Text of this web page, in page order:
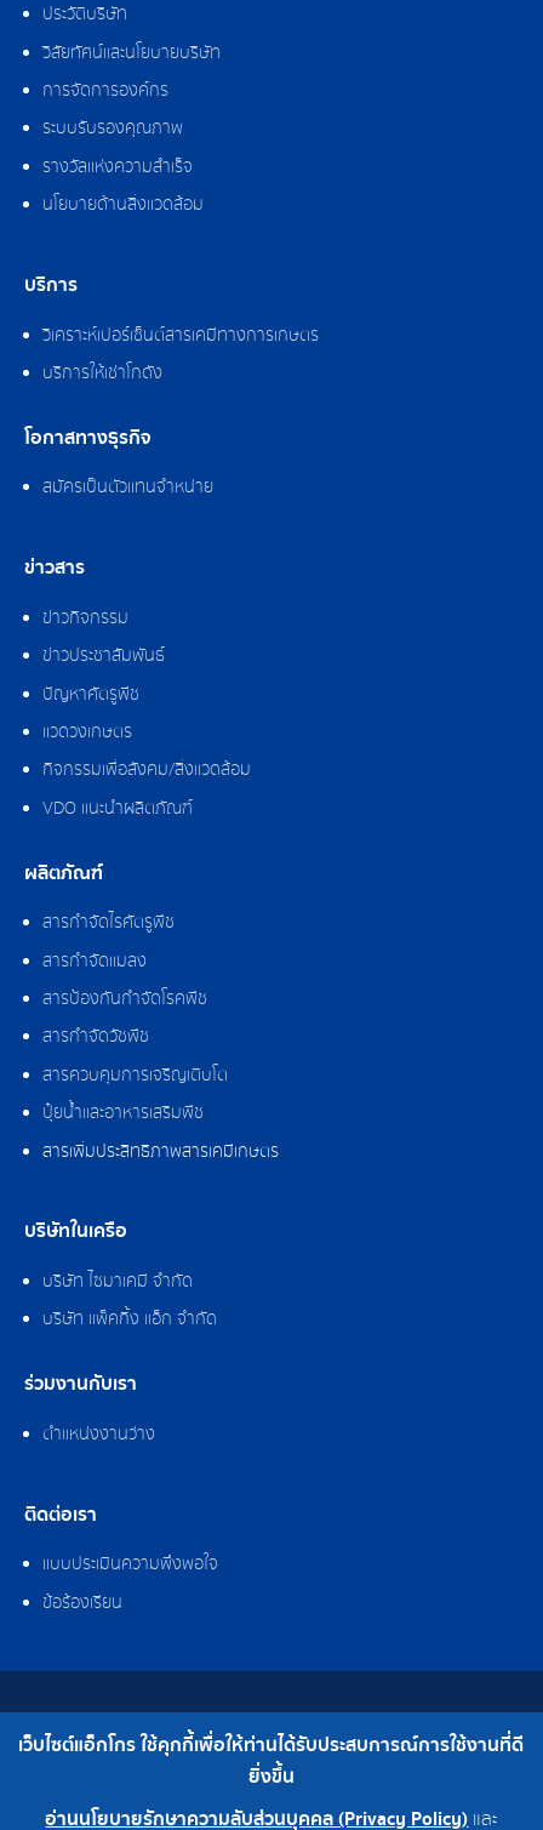
ประวัติบริษัท
วิสัยทัศน์และนโยบายบริษัท
การจัดการองค์กร
ระบบรับรองคุณภาพ
รางวัลแห่งความสำเร็จ
นโยบายด้านสิ่งแวดล้อม
บริการ
วิเคราะห์เปอร์เซ็นต์สารเคมีทางการเกษตร
บริการให้เช่าโกดัง
โอกาสทางธุรกิจ
สมัครเป็นตัวแทนจำหน่าย
ข่าวสาร
ข่าวกิจกรรม
ข่าวประชาสัมพันธ์
ปัญหาศัตรูพืช
แวดวงเกษตร
กิจกรรมเพื่อสังคม/สิ่งแวดล้อม
VDO แนะนำผลิตภัณฑ์
ผลิตภัณฑ์
สารกำจัดไรศัตรูพืช
สารกำจัดแมลง
สารป้องกันกำจัดโรคพืช
สารกำจัดวัชพืช
สารควบคุมการเจริญเติบโต
ปุ๋ยน้ำและอาหารเสริมพืช
สารเพิ่มประสิทธิภาพสารเคมีเกษตร
บริษัทในเครือ
บริษัท ไซมาเคมี จำกัด
บริษัท แพ็คกิ้ง แอ็ก จำกัด
ร่วมงานกับเรา
ตำแหน่งงานว่าง
ติดต่อเรา
แบบประเมินความพึงพอใจ
ข้อร้องเรียน
สงวนลิขสิทธิ์ © 2562 บริษัท แอ็กโกร (ประเทศไทย) จำกัด
เบอร์โทร : 0-2308-2102 | โทรสาร : 0-2308-2487
เว็บไซต์แอ็กโกร ใช้คุกกี้เพื่อให้ท่านได้รับประสบการณ์การใช้งานที่ดี
ยิ่งขึ้น
อ่านนโยบายรักษาความลับส่วนบุคคล (Privacy Policy) และ
0-2308-2102